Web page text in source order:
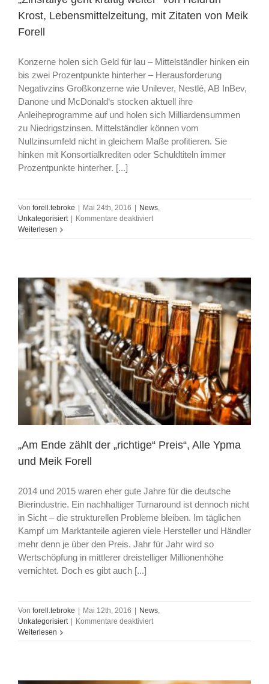
Krost, Lebensmittelzeitung, mit Zitaten von Meik
Forell
Konzerne holen sich Geld für lau – Mittelständler hinken ein
bis zwei Prozentpunkte hinterher – Herausforderung
Negativzins Großkonzerne wie Unilever, Nestlé, AB InBev,
Danone und McDonald‘s stocken aktuell ihre
Anleiheprogramme auf und holen sich Milliardensummen
zu Niedrigstzinsen. Mittelständler können vom
Nullzinsumfeld nicht in gleichem Maße profitieren. Sie
hinken mit Konsortialkrediten oder Schuldtiteln immer
Prozentpunkte hinterher. [...]
Von forell.tebroke Mai 24th, 2016 News,
Unkategorisiert
Kommentare deaktiviertfür
geht
Heidrun
Krost,
Lebensmittelzeitung,
mit
Zitaten
von
Meik
Forell
Weiterlesen
„Am Ende zählt der „richtige“ Preis“, Alle Ypma
und Meik Forell
2014 und 2015 waren eher gute Jahre für die deutsche
Bierindustrie. Ein nachhaltiger Turnaround ist dennoch nicht
in Sicht – die strukturellen Probleme bleiben. Im täglichen
Kampf um Marktanteile agieren viele Hersteller und Händler
mehr denn je über den Preis. Jahr für Jahr wird so
Wertschöpfung in mittlerer dreistelliger Millionenhöhe
vernichtet. Doch es gibt auch [...]
Von forell.tebroke | Mai 12th, 2016 | News,
Unkategorisiert | Kommentare deaktiviertfür
Ende
Weiterlesen